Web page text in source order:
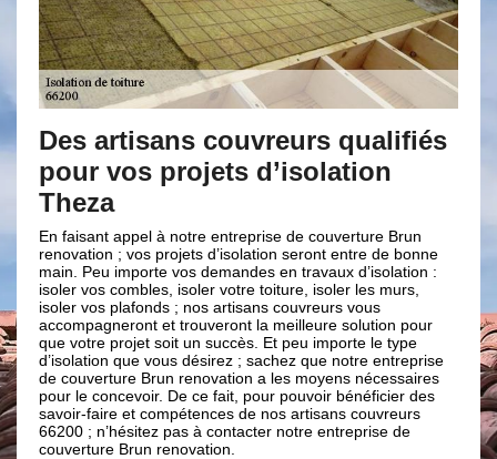
couvreurs qualifiés
projets d’isolation
à notre entreprise de couverture Brun
projets d’isolation seront entre de bonne
vos demandes en travaux d’isolation :
isoler votre toiture, isoler les murs,
; nos artisans couvreurs vous
et trouveront la meilleure solution pour
soit un succès. Et peu importe le type
vous désirez ; sachez que notre entreprise
renovation a les moyens nécessaires
De ce fait, pour pouvoir bénéficier des
de nos artisans couvreurs
pas à contacter notre entreprise de
renovation.
Une isolation
avec Brun
renovation est en
demandes en matière
expertise et notre
prestations de haute
la hauteur de vos
Brun renovation est une
les travaux d'isolation et
toiture. Ainsi, contactez
renovation pour des
parfaitement aux